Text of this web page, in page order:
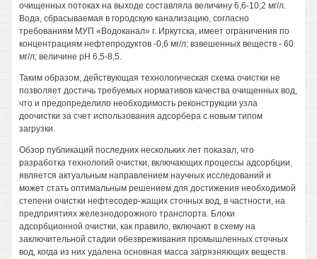
очищенных потоках на выходе составляла величину 6,6-10,2 мг/л.
Вода, сбрасываемая в городскую канализацию, согласно
требованиям МУП «Водоканал» г. Иркутска, имеет ограничения по
концентрациям нефтепродуктов -0,6 мг/л; взвешенных веществ - 60
мг/л; величине рН 6,5-8,5.
Таким образом, действующая технологическая схема очистки не
позволяет достичь требуемых нормативов качества очищенных вод,
что и предопределило необходимость реконструкции узла
доочистки за счет использования адсорбера с новым типом
загрузки.
Обзор публикаций последних нескольких лет показал, что
разработка технологий очистки, включающих процессы адсорбции,
является актуальным направлением научных исследований и
может стать оптимальным решением для достижения необходимой
степени очистки нефтесодер-жащих сточных вод, в частности, на
предприятиях железнодорожного транспорта. Блоки
адсорбционной очистки, как правило, включают в схему на
заключительной стадии обезвреживания промышленных сточных
вод, когда из них удалена основная масса загрязняющих веществ.